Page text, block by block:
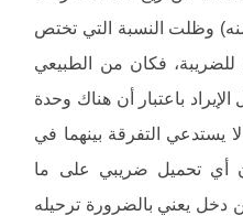
الأوقاف بـ 15% منه) وظلت النسبة التي تختص
للضريبة، فكان من الطبيعي
باعتبار أن هناك وحدة
التفرقة بينهما في
أي تحميل ضريبي على ما
دخل يعني بالضرورة ترحيله